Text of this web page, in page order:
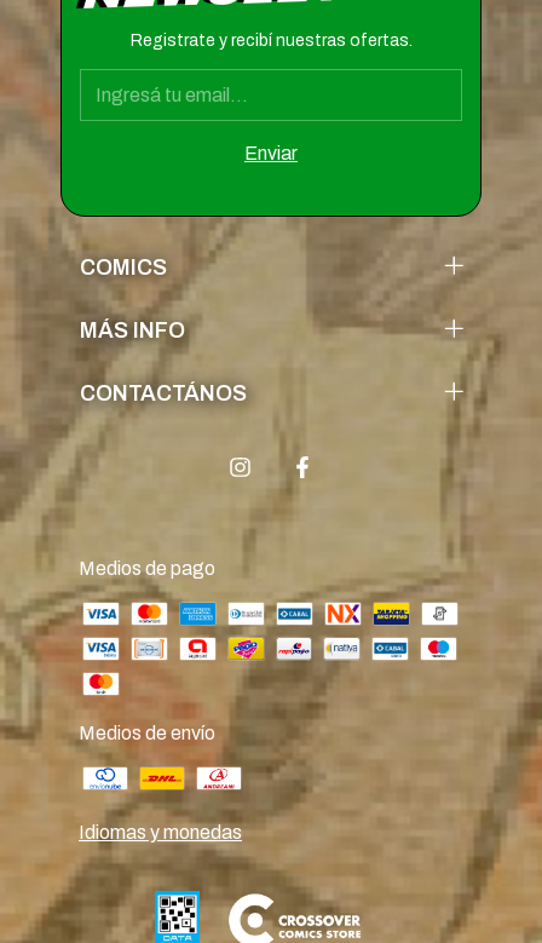
Registrate y recibí nuestras ofertas.
COMICS
MÁS INFO
CONTACTÁNOS
Medios de pago
Medios de envío
Idiomas y monedas